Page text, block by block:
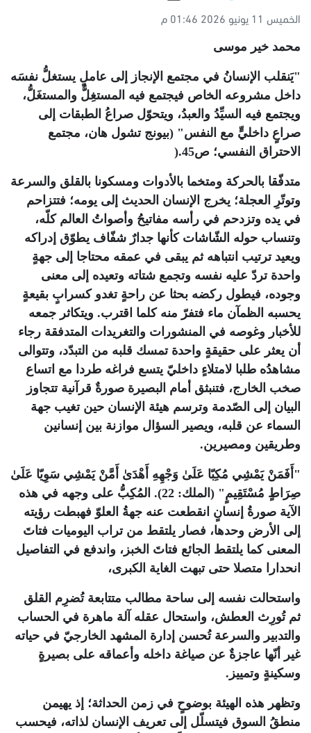
الخميس 11 يونيو 2026 01:46 م
محمد خير موسى
"يَنقلب الإنسانُ في مجتمع الإنجاز إلى عاملٍ يستغلُّ نفسَه
داخل مشروعه الخاص فيجتمع فيه المستغِلُّ والمستغَلُّ،
ويجتمع فيه السيِّدُ والعبدُ، ويتحوّل صراعُ الطبقات إلى
صراعٍ داخليٍّ مع النفس" (بيونج تشول هان، مجتمع
الاحتراق النفسي؛ ص45
).
متدفّقا بالحركة ومتخما بالأدوات ومسكونا بالقلق والسرعة
وتوتّرِ العجلة؛ يخرج الإنسان الحديث إلى يومه؛ فتتزاحم
في يده وتزدحم في رأسه مفاتيحُ وأصواتُ العالم كلّه،
وتنساب حوله الشّاشات كأنها جدارٌ شفّاف يطوّق إدراكه
ويعيد ترتيب انتباهه ثم يبقى في عمقه محتاجا إلى جهةٍ
واحدة تردّ عليه نفسه وتجمع شتاته وتعيده إلى معنى
وجوده، فيطول ركضه بحثا عن راحةٍ تغدو كسرابٍ بقيعةٍ
يحسبه الظمآن ماء فتفرّ منه كلما اقترب. ويتكاثر جمعه
للأخبار وغوصه في المنشورات والتغريدات المتدفقة رجاء
أن يعثر على حقيقةٍ واحدة تمسك قلبه من التبدّد، وتتوالى
مشاهدُه طلبا لامتلاءٍ داخليّ يتسع فراغه طردا مع اتساع
صخب الخارج، فتنبثق أمام البصيرة صورةٌ قرآنية تتجاوز
البيان إلى الصّدمة وترسم هيئة الإنسان حين تغيب جهة
السماء عن قلبه، ويصير السؤال موازنة بين إنسانين
وطريقين ومصيرين.‎
" أَفَمَنْ يَمْشِي مُكِبّا عَلَىٰ وَجْهِهِ أَهْدَىٰ أَمَّنْ يَمْشِي سَوِيّا عَلَىٰ
صِرَاطٍ مُسْتَقِيمٍ" (الملك: 22). المُكِبُّ على وجهه في هذه
الآية صورةُ إنسانٍ انقطعت عنه جهةُ العلوّ فهبطت رؤيته
إلى الأرض وحدها، فصار يلتقط من تراب اليوميات فتاتَ
المعنى كما يلتقط الجائع فتاتَ الخبز، واندفع في التفاصيل
انحدارا متصلا حتى تبهت الغاية الكبرى،
واستحالت نفسه إلى ساحة مطالب متتابعة تُضرِم القلق
ثم تُورِث العطش، واستحال عقله آلة ماهرة في الحساب
والتدبير والسرعة تُحسن إدارة المشهد الخارجيّ في حياته
غير أنّها عاجزةٌ عن صياغة داخله وأعماقه على بصيرةٍ
وسكينةٍ وتمييز .
وتظهر هذه الهيئة بوضوحٍ في زمن الحداثة؛ إذ يهيمن
منطقُ السوق فيتسلّل إلى تعريف الإنسان لذاته، فيحسب